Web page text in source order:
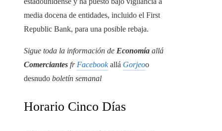
media docena de entidades, incluido el First
Republic Bank, para una posible rebaja.
Sigue toda la información de Economía allá
Comerciantes fr Facebookallá Gorjeoo
desnudo boletín semanal
Horario Cinco Días